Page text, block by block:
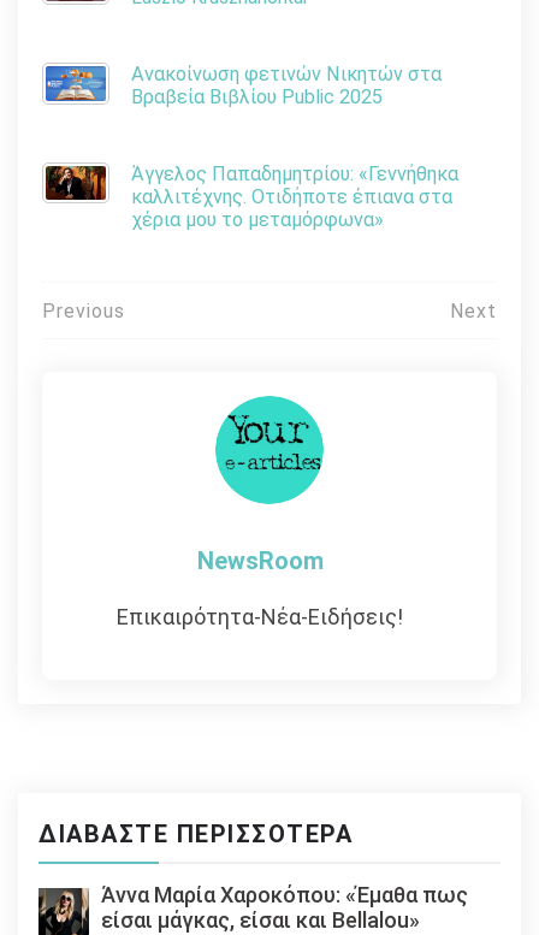
Ανακοίνωση φετινών Νικητών στα
Βραβεία Βιβλίου Public 2025
Άγγελος Παπαδημητρίου: «Γεννήθηκα
καλλιτέχνης. Οτιδήποτε έπιανα στα
χέρια μου το μεταμόρφωνα»
Πλοήγηση
Previous Next
NewsRoom
Επικαιρότητα-Νέα-Ειδήσεις!
ΔΙΑΒΆΣΤΕ ΠΕΡΙΣΣΌΤΕΡΑ
Άννα Μαρία Χαροκόπου: «Έμαθα πως
είσαι μάγκας, είσαι και Bellalou»